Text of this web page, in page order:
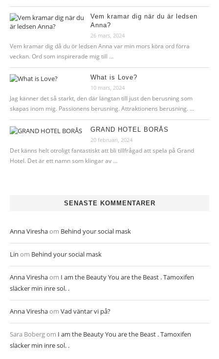
Vem kramar dig när du är ledsen
Anna?
26 mars, 2024
Vem kramar dig då du ör ledsen Anna var min mors köra ord förra
veckan. Ord som inspirerade mig till …
What is Love?
10 mars, 2024
Jag känner det så starkt, den där längtan till just den berusning som
skapas inom mig. Passionens berusning. Attraktionens berusning. …
GRAND HOTEL BORÅS
20 februari, 2024
Det känns helt otroligt fantastiskt att bli tillfrågad att spela på Grand
Hotel. Det är ett namn som klingar av …
SENASTE KOMMENTARER
Anna Vireshaom Behind your social mask
Lin om Behind your social mask
Anna Vireshaom I am the Beauty You are the Beast . Tamoxifen
släcker min inre sol. .
Anna Vireshaom Vad väntar vi på?
Sara Bobergom I am the Beauty You are the Beast . Tamoxifen
släcker min inre sol. .